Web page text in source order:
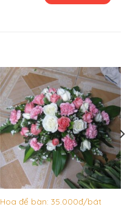
Hoa để bàn: 35.000đ/bát